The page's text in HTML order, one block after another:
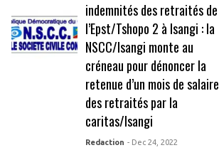
indemnités des retraités de
l’Epst/Tshopo 2 à Isangi : la
NSCC/Isangi monte au
créneau pour dénoncer la
retenue d’un mois de salaire
des retraités par la
caritas/Isangi
Redaction - Dec 24, 2022